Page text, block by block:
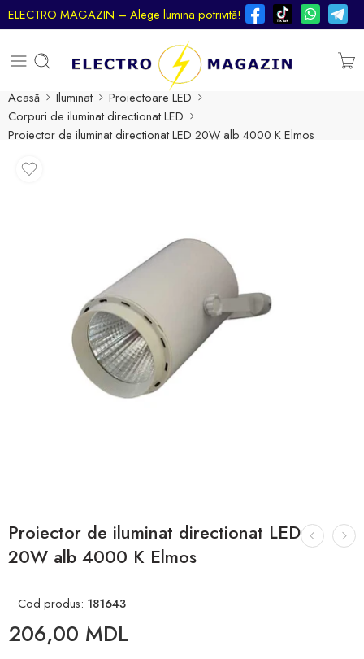
ELECTRO MAGAZIN – Alege lumina potrivită!
Acasă Iluminat
Proiectoare LED
Corpuri de iluminat directionat LED
Proiector de iluminat directionat LED 20W alb 4000 K Elmos
Proiector de iluminat directionat LED
20W alb 4000 K Elmos
Cod produs: 181643
206,00 MDL